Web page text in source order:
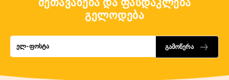
შეთავაზება და ფასდაკლება
გელოდება
გამოწერა